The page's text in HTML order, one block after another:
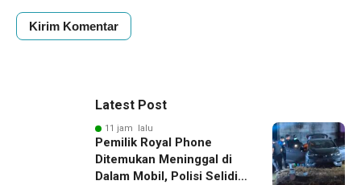
Latest Post
11 jam lalu
Pemilik Royal Phone
Ditemukan Meninggal di
Dalam Mobil, Polisi Selidiki